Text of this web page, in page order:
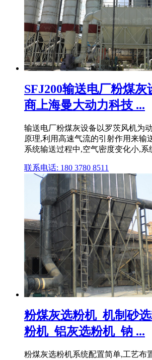
SFJ200输送电厂粉煤灰
商上海曼大动力科技 ...
输送电厂粉煤灰设备以罗茨风机为
原理,利用高速气流的引射作用来输
系统输送过程中,空气密度变化小,系
联系电话: 180 3780 8511
粉煤灰选粉机_机制砂
粉机_铝灰选粉机_钠 ...
粉煤灰选粉机系统配置简单,工艺布